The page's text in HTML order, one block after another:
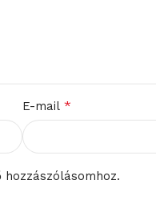
E-mail *